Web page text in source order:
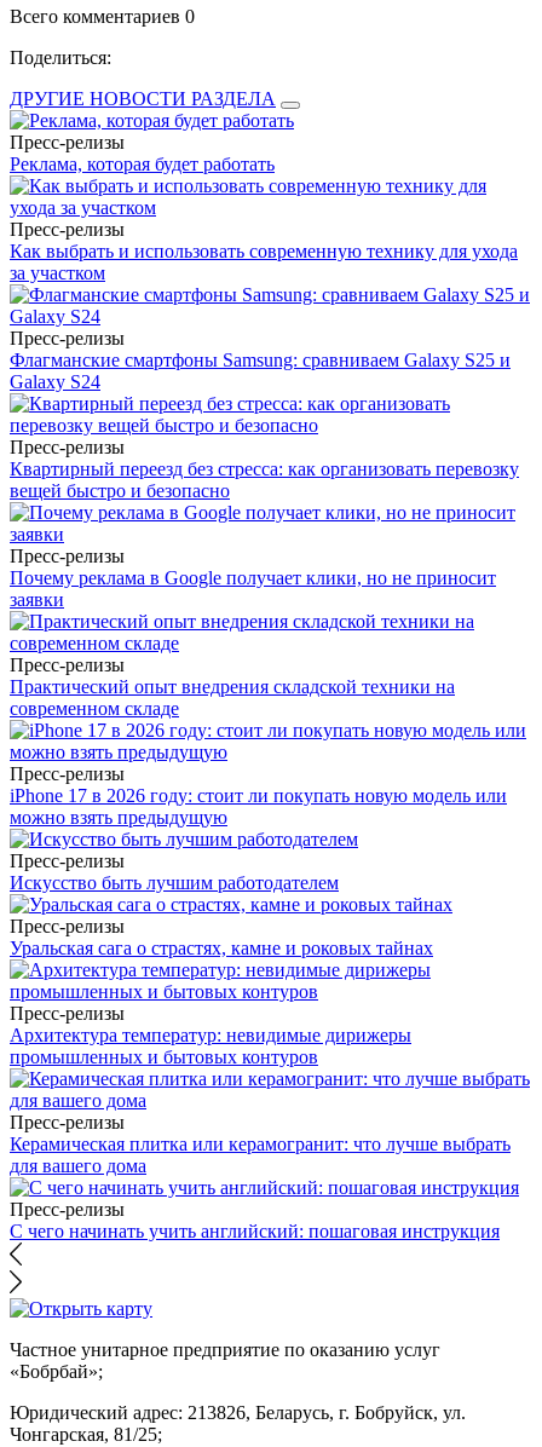
Всего комментариев 0
Поделиться:
ДРУГИЕ НОВОСТИ РАЗДЕЛА
Пресс-релизы
Реклама, которая будет работать
Пресс-релизы
Как выбрать и использовать современную технику для ухода
за участком
Пресс-релизы
Флагманские смартфоны Samsung: сравниваем Galaxy S25 и
Galaxy S24
Пресс-релизы
Квартирный переезд без стресса: как организовать перевозку
вещей быстро и безопасно
Пресс-релизы
Почему реклама в Google получает клики, но не приносит
заявки
Пресс-релизы
Практический опыт внедрения складской техники на
современном складе
Пресс-релизы
iPhone 17 в 2026 году: стоит ли покупать новую модель или
можно взять предыдущую
Пресс-релизы
Искусство быть лучшим работодателем
Пресс-релизы
Уральская сага о страстях, камне и роковых тайнах
Пресс-релизы
Архитектура температур: невидимые дирижеры
промышленных и бытовых контуров
Пресс-релизы
Керамическая плитка или керамогранит: что лучше выбрать
для вашего дома
Пресс-релизы
С чего начинать учить английский: пошаговая инструкция
Частное унитарное предприятие по оказанию услуг
«Бобрбай»;
Юридический адрес: 213826, Беларусь, г. Бобруйск, ул.
Чонгарская, 81/25;